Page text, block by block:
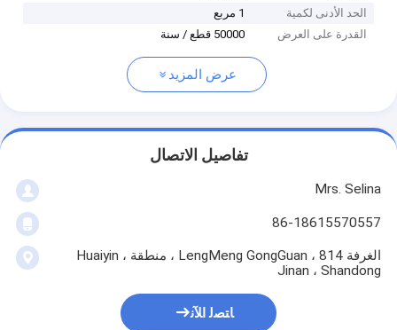
الحد الأدنى لكمية
1 مربع
القدرة على العرض
50000 قطع / سنة
عرض المزيد
تفاصيل الاتصال
Mrs. Selina
86-18615570557
الغرفة 814 ، LengMeng GongGuan ، منطقة Huaiyin ،
Jinan ، Shandong
ﺎﺘﺼﻟ ﺍﻶﻧ